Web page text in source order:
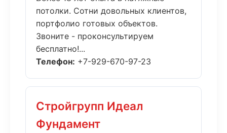
потолки. Сотни довольных клиентов,
портфолио готовых объектов.
Звоните - проконсультируем
бесплатно!...
Телефон: +7-929-670-97-23
Стройгрупп Идеал
Фундамент